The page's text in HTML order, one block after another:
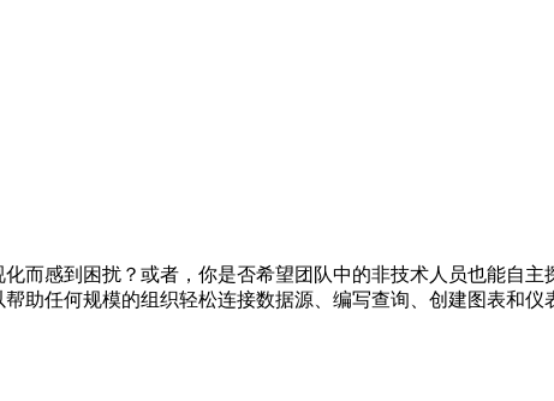
而感到困扰？或者，你是否希望团队中的非技术人员也能自主
助任何规模的组织轻松连接数据源、编写查询、创建图表和